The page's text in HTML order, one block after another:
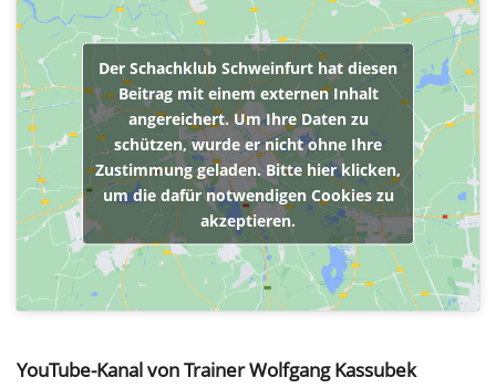
Der Schachklub Schweinfurt hat diesen
Beitrag mit einem externen Inhalt
angereichert. Um Ihre Daten zu
schützen, wurde er nicht ohne Ihre
Zustimmung geladen. Bitte hier klicken,
um die dafür notwendigen Cookies zu
akzeptieren.
YouTube-Kanal von Trainer Wolfgang Kassubek